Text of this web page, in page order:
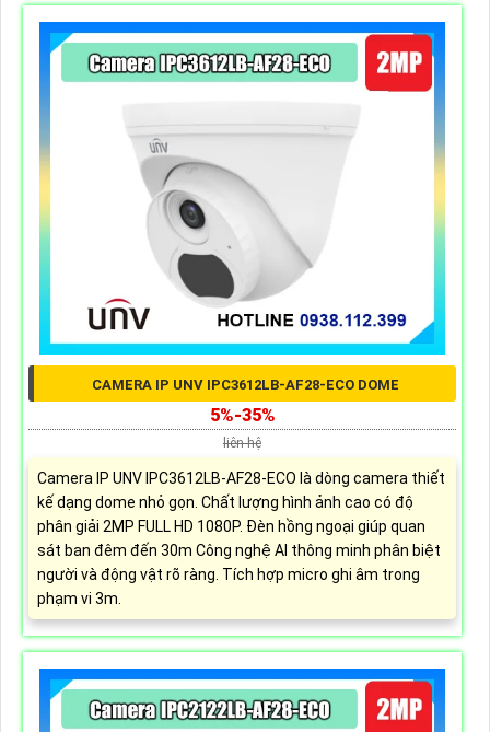
CAMERA IP UNV IPC3612LB-AF28-ECO DOME
5%-35%
liên hệ
Camera IP UNV IPC3612LB-AF28-ECO là dòng camera thiết
kế dạng dome nhỏ gọn. Chất lượng hình ảnh cao có độ
phân giải 2MP FULL HD 1080P. Đèn hồng ngoại giúp quan
sát ban đêm đến 30m Công nghệ AI thông minh phân biệt
người và động vật rõ ràng. Tích hợp micro ghi âm trong
phạm vi 3m.